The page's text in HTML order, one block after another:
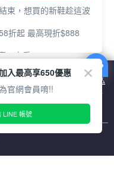
方式之詳情，及若您不希
設定，請參閱本網站「
隱私
表示您同意本公司得按本網站使
束，想買的新鞋趁這波
折起 最高現折$888
一次看
最高10%回饋
品現折200
58折起 最高現折$888
閒鞋、涼鞋一次逛齊
好走、聚會也漂亮
入最高享650優惠
官網會員唷!!
LINE 帳號